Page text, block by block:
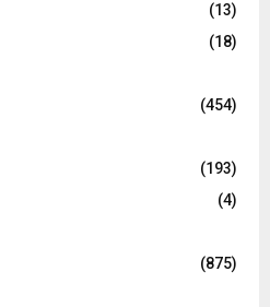
(13)
(18)
(454)
(193)
(4)
(875)